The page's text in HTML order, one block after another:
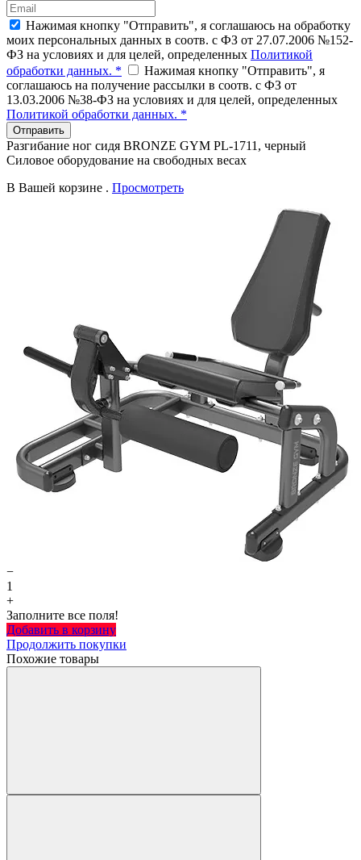
Нажимая кнопку "Отправить", я соглашаюсь на обработку
моих персональных данных в соотв. с ФЗ от 27.07.2006 №152-
ФЗ на условиях и для целей, определенных Политикой
обработки данных. *
Нажимая кнопку "Отправить", я
соглашаюсь на получение рассылки в соотв. с ФЗ от
13.03.2006 №38-ФЗ на условиях и для целей, определенных
Политикой обработки данных. *
Отправить
Разгибание ног сидя BRONZE GYM PL-1711, черный
Силовое оборудование на свободных весах
В Вашей корзине . Просмотреть
−
1
+
Заполните все поля!
Добавить в корзину
Продолжить покупки
Похожие товары